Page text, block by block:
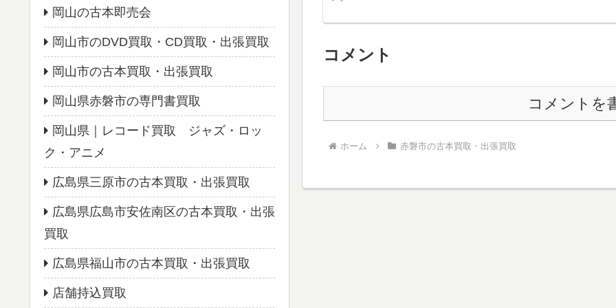
コメント
コメントを
ホーム 赤磐市の古本買取・出張買取
岡山の古本即売会
岡山市のDVD買取・CD買取・出張買取
岡山市の古本買取・出張買取
岡山県赤磐市の専門書買取
岡山県｜レコード買取 ジャズ・ロッ
ク・アニメ
広島県三原市の古本買取・出張買取
広島県広島市安佐南区の古本買取・出張
買取
広島県福山市の古本買取・出張買取
店舗持込買取